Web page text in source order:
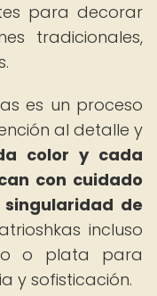
para decorar
tradicionales,
es un proceso
al detalle y
color y cada
con cuidado
de
incluso
o plata para
y sofisticación.